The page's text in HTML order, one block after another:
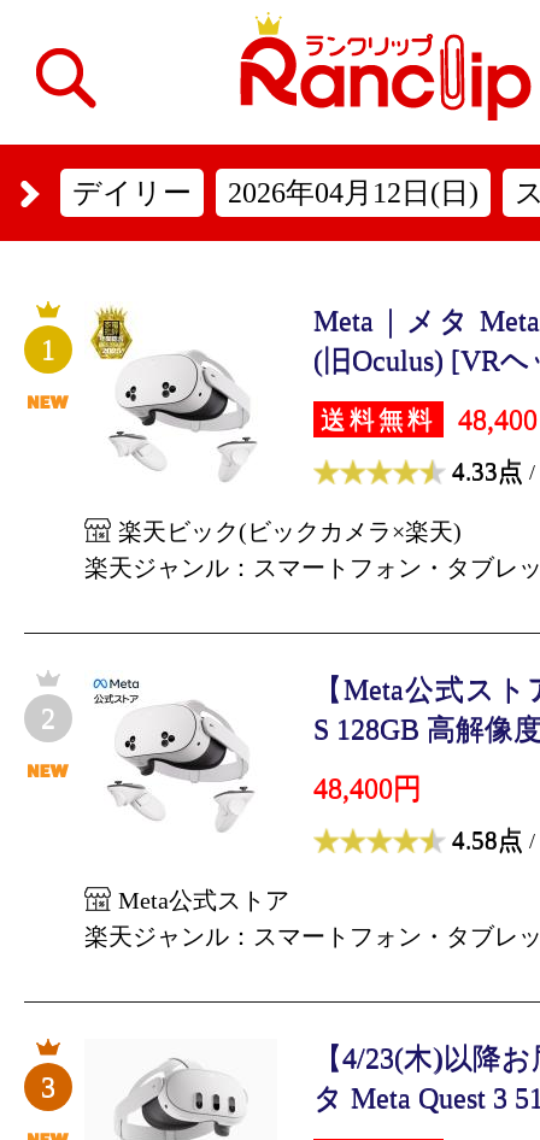
デイリー 2026年04月12日(日)
1
Meta｜メタ Meta
(旧Oculus) [VRヘ
送料無料
4.33点 /
楽天ビック(ビックカメラ×楽天)
楽天ジャンル：スマートフォン・タブレ
2
【Meta公式スト
S 128GB 高解像
48,400円
4.58点 /
Meta公式ストア
楽天ジャンル：スマートフォン・タブレ
3
【4/23(木)以降
タ Meta Quest 3